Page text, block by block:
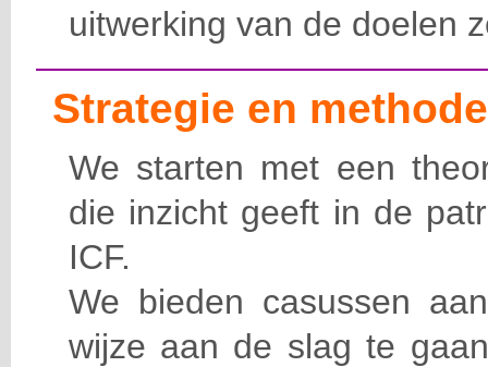
uitwerking van de doelen
Strategie en
We starten met een
die inzicht geeft in de
ICF.
We bieden casussen
wijze aan de slag te